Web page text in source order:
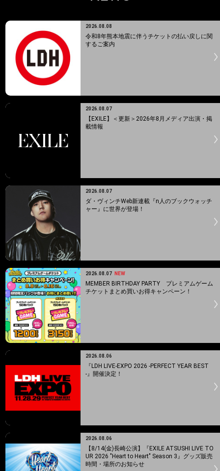
2026.08.08
令和8年熊本地震に伴うチケットの払い戻しに関
するご案内
2026.08.07
【EXILE】＜更新＞2026年8月メディア出演・掲
載情報
2026.08.07
ダ・ヴィンチWeb新連載『n人のブックウォッチ
ャー』に世界が登場！
2026.08.07 NEW
MEMBER BIRTHDAY PARTY プレミアムゲーム
チケットまとめ買いお得キャンペーン！
2026.08.06
『LDH LIVE-EXPO 2026 -PERFECT YEAR BEST
-』開催決定！
2026.08.06
【8/14(金)長崎公演】『EXILE ATSUSHI LIVE TO
UR 2026 "Heart to Heart" Season 3』グッズ販売
時間・場所のお知らせ